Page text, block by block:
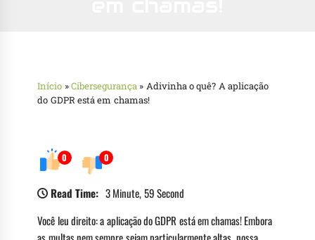
Início »Cibersegurança » Adivinha o quê? A aplicação
do GDPR está em chamas!
0 0
Read Time: 3 Minute, 59 Second
Você leu direito: a aplicação do GDPR está em chamas! Embora